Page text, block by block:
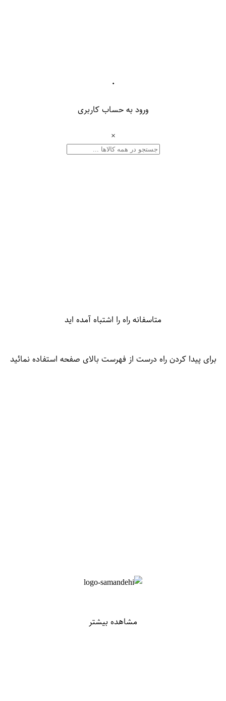
۰
ورود به حساب کاربری
×
متاسفانه راه را اشتباه آمده اید
برای پیدا کردن راه درست از فهرست بالای صفحه استفاده نمائید
مشاهده بیشتر